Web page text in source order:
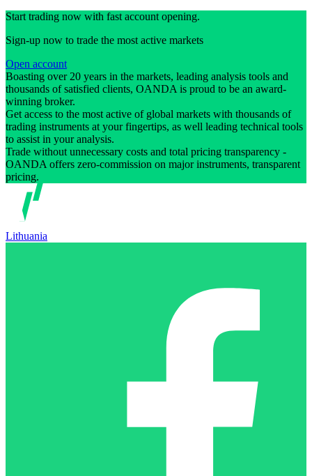
Start trading now with fast account opening.
Sign-up now to trade the most active markets
Open account
Boasting over 20 years in the markets, leading analysis tools and
thousands of satisfied clients, OANDA is proud to be an award-
winning broker.
Get access to the most active of global markets with thousands of
trading instruments at your fingertips, as well leading technical tools
to assist in your analysis.
Trade without unnecessary costs and total pricing transparency -
OANDA offers zero-commission on major instruments, transparent
pricing.
Lithuania